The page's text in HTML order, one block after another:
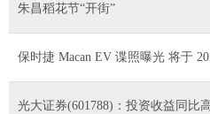
朱昌稻花节“开街”
保时捷 Macan EV 谍照曝光 将于
光大证券(601788)：投资收益同比